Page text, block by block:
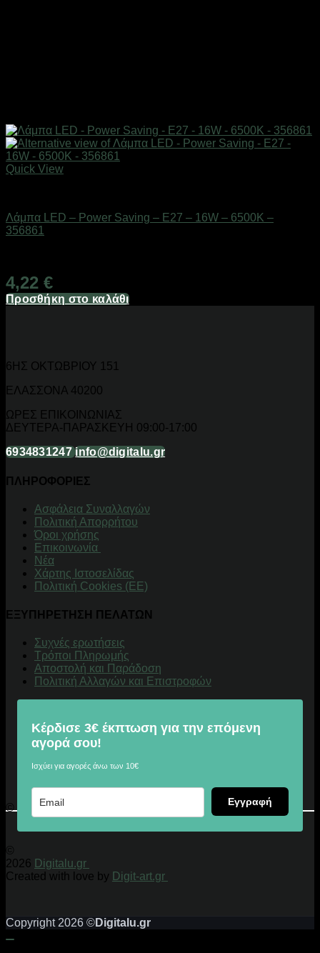
Quick View
Λάμπα LED – Power Saving – E27 – 16W – 6500K –
356861
4,22 €
Προσθήκη στο καλάθι
6ΗΣ ΟΚΤΩΒΡΙΟΥ 151
ΕΛΑΣΣΟΝΑ 40200
ΩΡΕΣ ΕΠΙΚΟΙΝΩΝΙΑΣ
ΔΕΥΤΕΡΑ-ΠΑΡΑΣΚΕΥΗ 09:00-17:00
6934831247 info@digitalu.gr
ΠΛΗΡΟΦΟΡΙΕΣ
Aσφάλεια Συναλλαγών
Πολιτική Απορρήτου
Όροι χρήσης
Επικοινωνία
Νέα
Χάρτης Ιστοσελίδας
Πολιτική Cookies (ΕΕ)
ΕΞΥΠΗΡΕΤΗΣΗ ΠΕΛΑΤΩΝ
Συχνές ερωτήσεις
Τρόποι Πληρωμής
Αποστολή και Παράδοση
Πολιτική Αλλαγών και Επιστροφών
Κέρδισε 3€ έκπτωση για την επόμενη
αγορά σου!
Ισχύει για αγορές άνω των 10€
Εγγραφή
© 2026 Digitalu.gr
©
2026 Digitalu.gr
Created with love by Digit-art.gr
Copyright 2026 ©Digitalu.gr